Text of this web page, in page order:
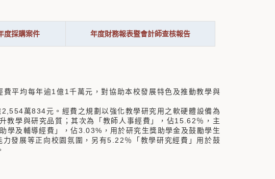
度採購案件 年度財務報表暨會計師查核報告
平均每年逾1億1千萬元，對協助本校發展特色及推動教學與
萬834元。經費之規劃以強化教學研究用之軟硬體設備為
教學與研究品質；其次為「教師人事經費」，佔15.62％，主
學及輔導經費」，佔3.03%，用於研究生獎助學金及鼓勵學生
發展等正向校園氛圍，另有5.22％「教學研究經費」用於鼓